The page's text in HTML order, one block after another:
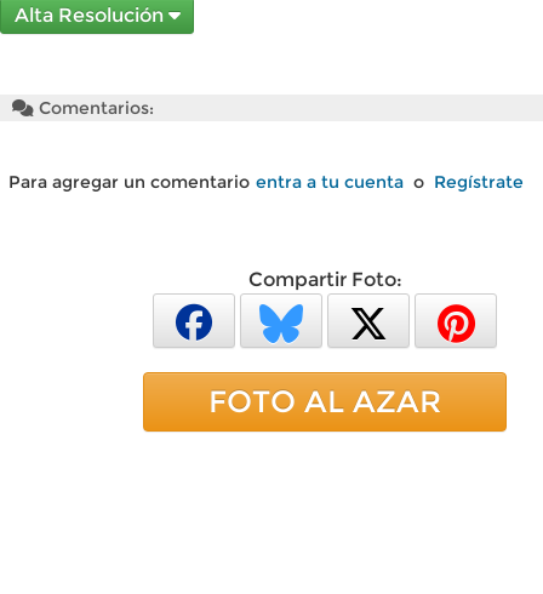
Alta Resolución
Comentarios:
Para agregar un comentario entra a tu cuenta o Regístrate
Compartir Foto:
FOTO AL AZAR